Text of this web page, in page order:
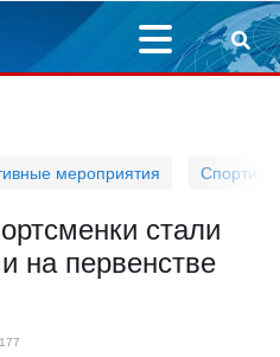
мероприятия
стали
на первенстве